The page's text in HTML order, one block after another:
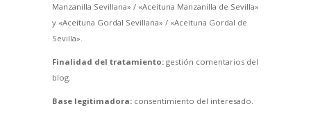
Manzanilla Sevillana» / «Aceituna Manzanilla de Sevilla»
y «Aceituna Gordal Sevillana» / «Aceituna Gordal de
Sevilla».
Finalidad del tratamiento:gestión comentarios del
blog.
Base legitimadora:consentimiento del interesado.